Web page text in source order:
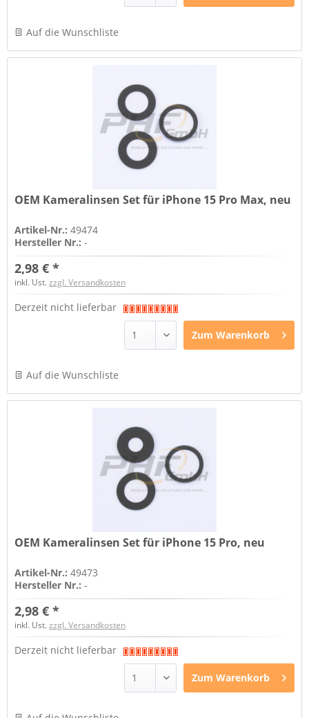
Auf die Wunschliste
OEM Kameralinsen Set für iPhone 15 Pro Max, neu
Artikel-Nr.:49474
Hersteller Nr.:-
2,98 € *
inkl. Ust.zzgl. Versandkosten
Derzeit nicht lieferbar
Zum Warenkorb
Auf die Wunschliste
OEM Kameralinsen Set für iPhone 15 Pro, neu
Artikel-Nr.:49473
Hersteller Nr.:-
2,98 € *
inkl. Ust.zzgl. Versandkosten
Derzeit nicht lieferbar
Zum Warenkorb